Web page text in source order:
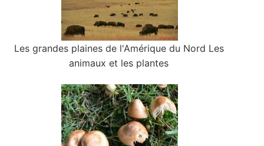
Les grandes plaines de l'Amérique du Nord Les
animaux et les plantes